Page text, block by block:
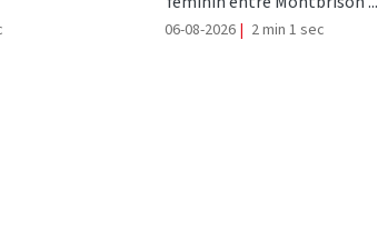
06-08-2026 | 2 min 1 sec